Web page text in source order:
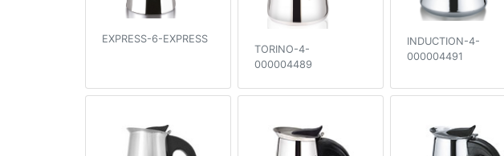
EXPRESS-6-EXPRESS
TORINO-4-
000004489
INDUCTION-4-
000004491